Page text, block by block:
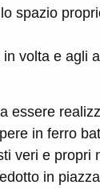
spazio
volta e agli
essere
in ferro
veri e
in